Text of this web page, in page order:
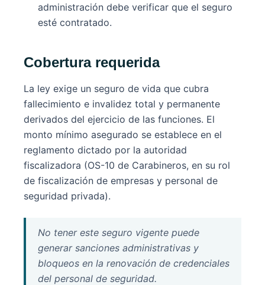
administración debe verificar que el seguro
esté contratado.
Cobertura requerida
La ley exige un seguro de vida que cubra
fallecimiento e invalidez total y permanente
derivados del ejercicio de las funciones. El
monto mínimo asegurado se establece en el
reglamento dictado por la autoridad
fiscalizadora (OS-10 de Carabineros, en su rol
de fiscalización de empresas y personal de
seguridad privada).
No tener este seguro vigente puede
generar sanciones administrativas y
bloqueos en la renovación de credenciales
del personal de seguridad.